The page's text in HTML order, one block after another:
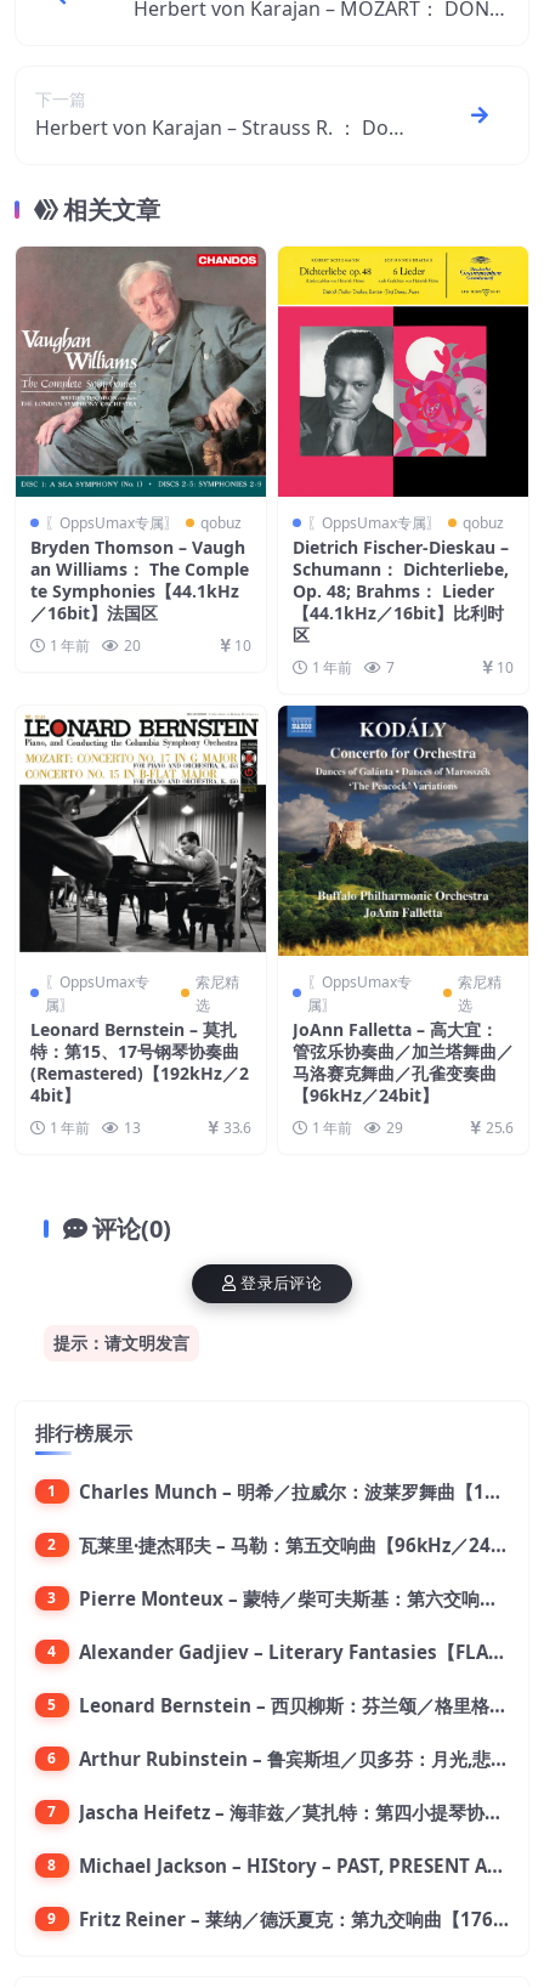
Herbert von Karajan – MOZART： DON G
下一篇
Herbert von Karajan – Strauss R. ： Don
相关文章
〖OppsUmax专属〗 qobuz
Bryden Thomson – Vaugh
an Williams： The Comple
te Symphonies【44.1kHz
／16bit】法国区
1 年前 20 10
〖OppsUmax专属〗 qobuz
Dietrich Fischer-Dieskau –
Schumann： Dichterliebe,
Op. 48; Brahms： Lieder
【44.1kHz／16bit】比利时
区
1 年前 7 10
〖OppsUmax专
属〗
索尼精
选
Leonard Bernstein – 莫扎
特：第15、17号钢琴协奏曲
(Remastered)【192kHz／2
4bit】
1 年前 13 33.6
〖OppsUmax专
属〗
索尼精
选
JoAnn Falletta – 高大宜：
管弦乐协奏曲／加兰塔舞曲／
马洛赛克舞曲／孔雀变奏曲
【96kHz／24bit】
1 年前 29 25.6
评论(0)
提示：请文明发言
登录后评论
排行榜展示
1 Charles Munch – 明希／拉威尔：波莱罗舞曲【176.4kHz／24bit】
2 瓦莱里·捷杰耶夫 – 马勒：第五交响曲【96kHz／24bit】
3 Pierre Monteux – 蒙特／柴可夫斯基：第六交响曲【176.4kHz／24bit】
4 Alexander Gadjiev – Literary Fantasies【FLAC 192】
5 Leonard Bernstein – 西贝柳斯：芬兰颂／格里格：培尔·金特组曲【44.1kHz／24bit】
6 Arthur Rubinstein – 鲁宾斯坦／贝多芬：月光,悲怆,热情,告别钢琴奏鸣曲【176.4kHz／24bit】
7 Jascha Heifetz – 海菲兹／莫扎特：第四小提琴协奏曲，第五小提琴协奏曲《土耳其》／维瓦尔第：小提琴与大提琴协奏曲，RV 547【192kHz／24bit】
8 Michael Jackson – HIStory – PAST, PRESENT AND FUTURE – BOOK I【96kHz／24bit】
9 Fritz Reiner – 莱纳／德沃夏克：第九交响曲【176.4kHz／24bit】